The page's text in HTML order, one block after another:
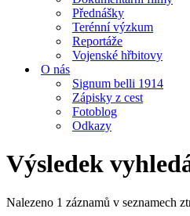
Přednášky
Terénní výzkum
Reportáže
Vojenské hřbitovy
O nás
Signum belli 1914
Zápisky z cest
Fotoblog
Odkazy
Výsledek
Nalezeno 1 záznamů v seznamech